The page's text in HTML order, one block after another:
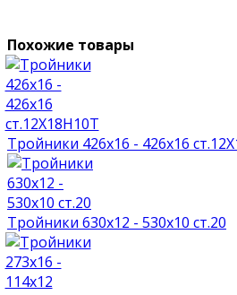
Похожие товары
Тройники 426х16 - 426х16
Тройники 630х12 - 530х10 ст.20